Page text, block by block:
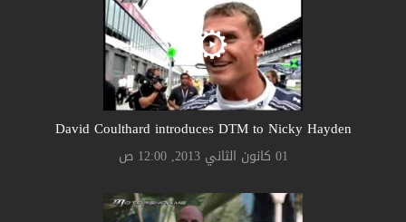
David Coulthard introduces DTM to Nicky Hayden
01 كانون الثاني 2013, 12:00 ص